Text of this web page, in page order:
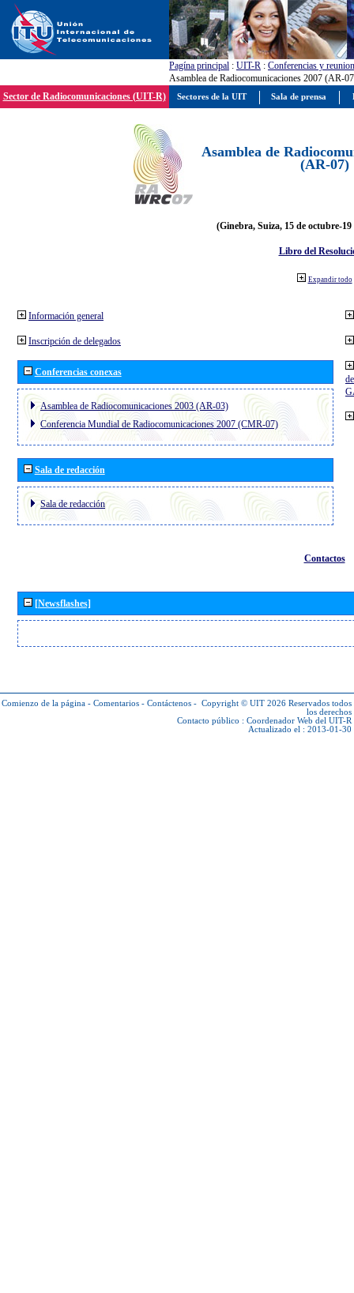
Pagína principal : UIT-R : Conferencias y
Asamblea de Radiocomunicaciones 2007 (AR-
Sector de Radiocomunicaciones (UIT-R)
Asamblea de
(AR-07)
(Ginebra, Suiza, 15 de octubre-19
Libro del
Expandir todo
Información general
Inscripción de delegados
Conferencias conexas
Asamblea de Radiocomunicaciones 2003 (AR-03)
Conferencia Mundial de Radiocomunicaciones 2007 (CMR-07)
Sala de redacción
Sala de redacción
Contactos
[Newsflashes]
Comienzo de la página - Comentarios - Contáctenos - Copyright © UIT 2026 Reservados todos
los derechos
Contacto público : Coordenador Web del UIT-R
Actualizado el : 2013-01-30
Sectores de la UIT Sala de prensa